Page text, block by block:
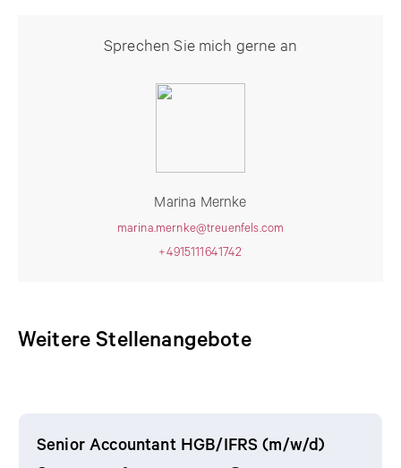
Sprechen Sie mich gerne an
Marina Mernke
marina.mernke@treuenfels.com
+4915111641742
Weitere Stellenangebote
Senior Accountant HGB/IFRS (m/w/d)